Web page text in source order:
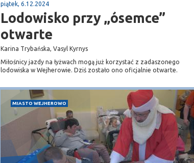
piątek, 6.12.2024
Lodowisko przy „ósemce”
otwarte
Karina Trybańska, Vasyl Kyrnys
Miłośnicy jazdy na łyżwach mogą już korzystać z zadaszonego
lodowiska w Wejherowie. Dziś zostało ono oficjalnie otwarte.
MIASTO WEJHEROWO
Dębki